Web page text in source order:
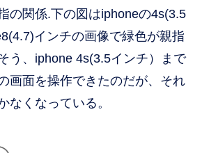
の関係.下の図はiphoneの4s(3.5
インチの画像で緑色が親指
う、iphone 4s(3.5インチ）まで
画面を操作できたのだが、それ
なくなっている。